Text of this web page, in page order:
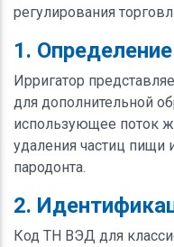
регулирования
1.
Ирригатор
для дополнительной
использующее поток
удаления частиц пищи
пародонта.
2.
Код ТН ВЭД для